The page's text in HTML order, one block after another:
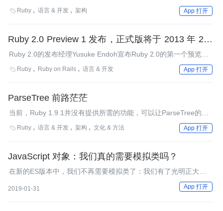
出其性能的明显提升。JRuby团队成员的贡献了不少优秀的代码，
并且对于Rubinius大肆褒奖，这种情况下是时候再次审视一下
 Ruby 语言 & 开发 架构 App 打开
Ruby 2.0 Preview 1 发布，正式版将于 2013 年 2 月
发布
Ruby 2.0的发布经理Yusuke Endoh宣布Ruby 2.0的第一个预览版
本发布，正式版将于2013年2月发布。InfoQ对Yusuke进行了访
谈，了解了Ruby 2.0重要的新特性（Refinement、keyword
什么。
 Ruby Ruby on Rails 语言 & 开发 App 打开
ParseTree 前路茫茫
当前，Ruby 1.9.1并没有提供所需的功能，可以让ParseTree的运
行时特性正常工作。这意味着有些依赖于这个特性的程序库不再可
用，比如Merb的 action arguments或者heckle等等。让我们来看
代者。
 Ruby 语言 & 开发 架构 文化 & 方法 App 打开
JavaScript 对象：我们真的需要模拟类吗？
在新的ES版本中，我们不再需要模拟类了：我们有了光明正大的
2019-01-31 App 打开